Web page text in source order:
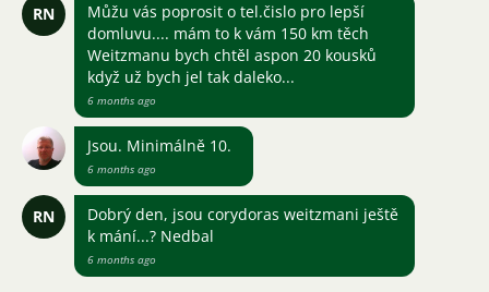
RN
Můžu vás poprosit o tel.čislo pro lepší
domluvu.... mám to k vám 150 km těch
Weitzmanu bych chtěl aspon 20 kousků
když už bych jel tak daleko...
6 months ago
Jsou. Minimálně 10.
6 months ago
RN
Dobrý den, jsou corydoras weitzmani ještě
k mání...? Nedbal
6 months ago